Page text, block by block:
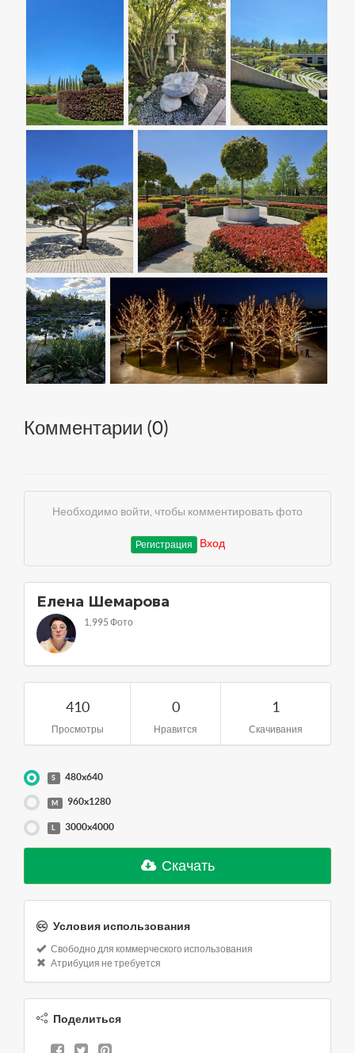
Комментарии (0)
Необходимо войти, чтобы комментировать фото
Регистрация Вход
Елена Шемарова
1,995 Фото
410
Просмотры
0
Нравится
1
Скачивания
S 480x640
M 960x1280
3000x4000
Скачать
Условия использования
Свободно для коммерческого использования
Атрибуция не требуется
Поделиться